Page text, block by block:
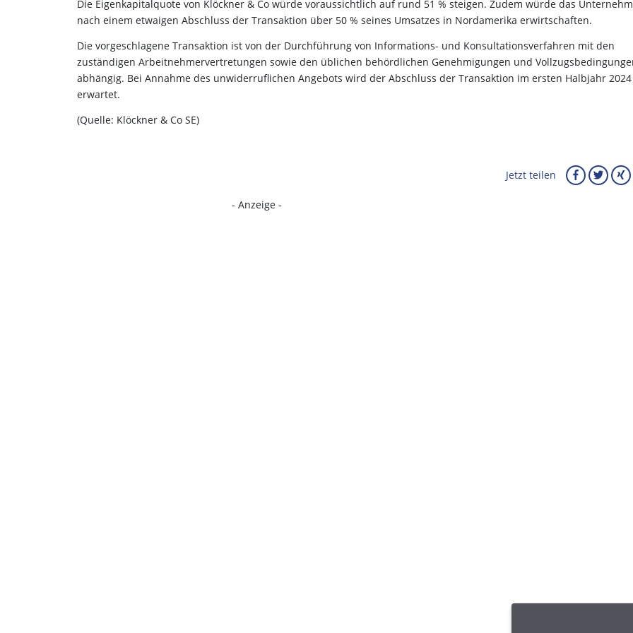
Die Eigenkapitalquote von Klöckner & Co würde voraussichtlich auf rund 51 % steigen. Zudem würde das
nach einem etwaigen Abschluss der Transaktion über 50 % seines Umsatzes in Nordamerika erwirtschaften.
Die vorgeschlagene Transaktion ist von der Durchführung von Informations- und Konsultationsverfahren mit den
zuständigen Arbeitnehmervertretungen sowie den üblichen behördlichen Genehmigungen und
abhängig. Bei Annahme des unwiderruflichen Angebots wird der Abschluss der Transaktion im ersten Halbjahr 2024
erwartet.
(Quelle: Klöckner & Co SE)
Jetzt teilen
- Anzeige -